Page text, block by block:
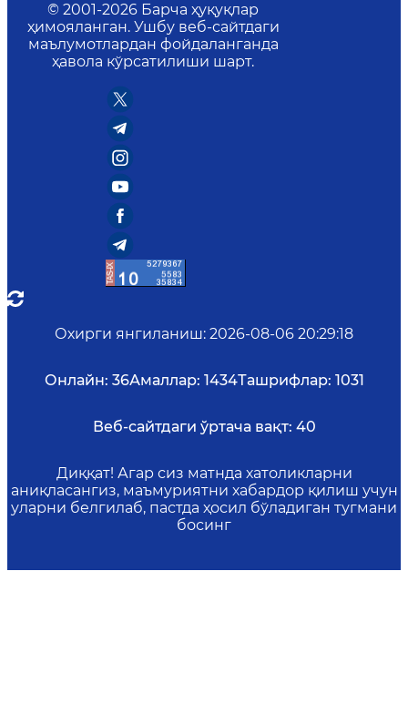
© 2001-2026 Барча ҳуқуқлар
ҳимояланган. Ушбу веб-сайтдаги
маълумотлардан фойдаланганда
ҳавола кўрсатилиши шарт.
Охирги янгиланиш: 2026-08-06 20:29:18
Онлайн: 36Амаллар: 1434Ташрифлар: 1031
Веб-сайтдаги ўртача вақт: 40
Диққат! Агар сиз матнда хатоликларни
аниқласангиз, маъмуриятни хабардор қилиш учун
уларни белгилаб, пастда ҳосил бўладиган тугмани
босинг